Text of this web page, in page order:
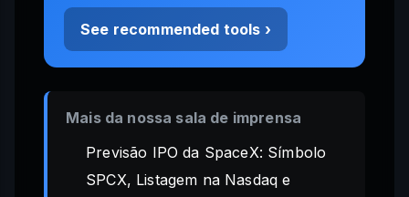
See recommended tools ›
Mais da nossa sala de imprensa
Previsão IPO da SpaceX: Símbolo
SPCX, Listagem na Nasdaq e